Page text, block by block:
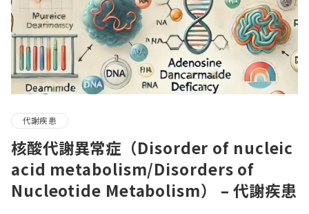
代謝疾患
核酸代謝異常症（Disorder of nucleic
acid metabolism/Disorders of
Nucleotide Metabolism） – 代謝疾患